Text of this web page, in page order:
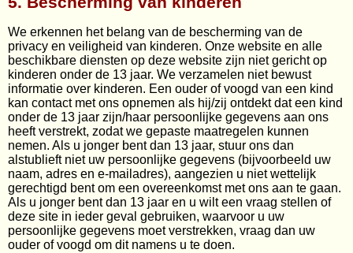
We erkennen het belang van de bescherming van de
privacy en veiligheid van kinderen. Onze website en alle
beschikbare diensten op deze website zijn niet gericht op
kinderen onder de 13 jaar. We verzamelen niet bewust
informatie over kinderen. Een ouder of voogd van een kind
kan contact met ons opnemen als hij/zij ontdekt dat een kind
onder de 13 jaar zijn/haar persoonlijke gegevens aan ons
heeft verstrekt, zodat we gepaste maatregelen kunnen
nemen. Als u jonger bent dan 13 jaar, stuur ons dan
alstublieft niet uw persoonlijke gegevens (bijvoorbeeld uw
naam, adres en e-mailadres), aangezien u niet wettelijk
gerechtigd bent om een overeenkomst met ons aan te gaan.
Als u jonger bent dan 13 jaar en u wilt een vraag stellen of
deze site in ieder geval gebruiken, waarvoor u uw
persoonlijke gegevens moet verstrekken, vraag dan uw
ouder of voogd om dit namens u te doen.